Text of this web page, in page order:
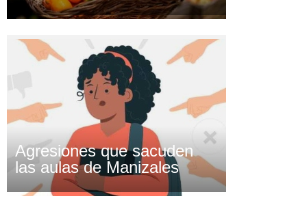
Agresiones que sacuden
las aulas de Manizales